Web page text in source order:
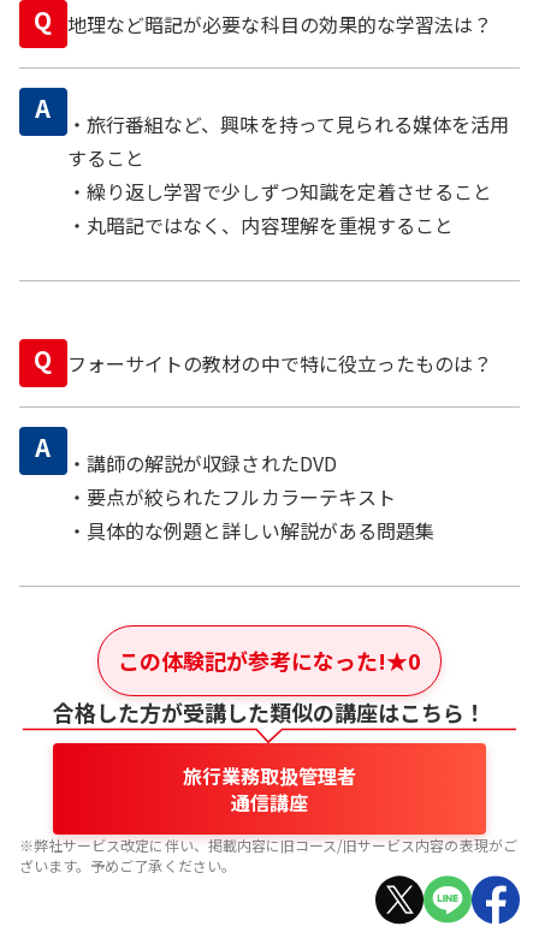
Q 地理など暗記が必要な科目の効果的な学習法は？
A
・旅行番組など、興味を持って見られる媒体を活用
すること
・繰り返し学習で少しずつ知識を定着させること
・丸暗記ではなく、内容理解を重視すること
Q フォーサイトの教材の中で特に役立ったものは？
A
・講師の解説が収録されたDVD
・要点が絞られたフルカラーテキスト
・具体的な例題と詳しい解説がある問題集
この体験記が参考になった!★0
合格した方が受講した類似の講座はこちら！
旅行業務取扱管理者
通信講座
※弊社サービス改定に伴い、掲載内容に旧コース/旧サービス内容の表現がご
ざいます。予めご了承ください。